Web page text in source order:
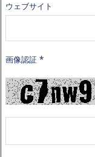
ウェブサイト
画像認証 *